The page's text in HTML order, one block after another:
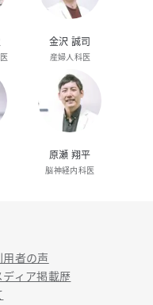
金沢 誠司
産婦人科医
原瀬 翔平
脳神経内科医
用者の声
ディア掲載歴